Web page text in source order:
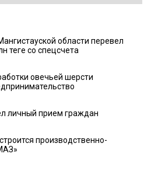
области перевел
теңге со спецсчета
овечьей шерсти
личный прием граждан
производственно-